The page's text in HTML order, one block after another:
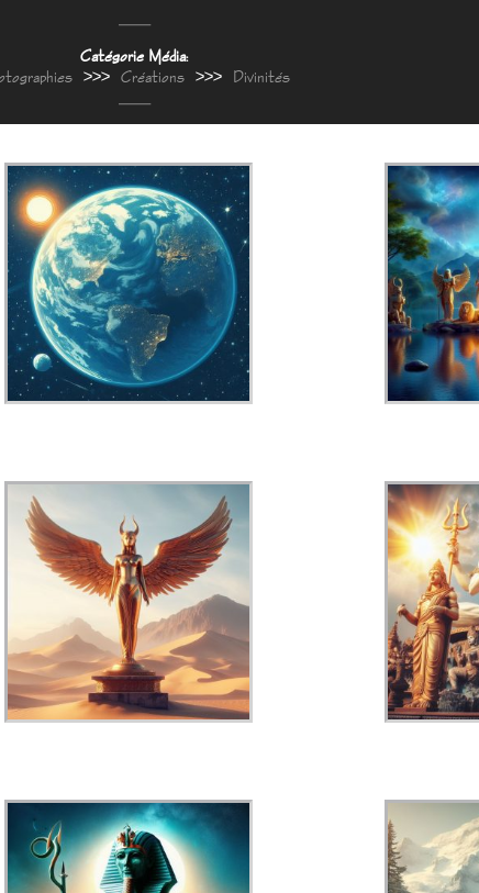
Catégorie Média:
>>> Créations >>> Divinités